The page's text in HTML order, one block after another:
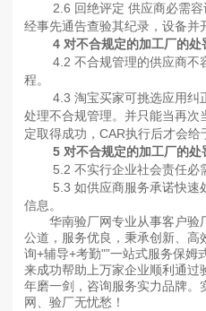
2.6 回绝评定 供应商必需容
经事先通告查验其纪录，设备并
4 对不合规定的加工厂的处
4.2 不合规管理的供应商不
程。
4.3 淘宝买家可挑选应用纠
处理不合规管理。并只能当再
定取得成功，CAR执行后才会给
5 对不合规定的加工厂的处
5.2 不实行企业社会责任必需
5.3 如供应商服务承诺快速
信息。
华南验厂网专业从事客户验
公道，服务优良，秉承创新、高
询+辅导+考勤"”一站式服务保姆
来成功帮助上万家企业顺利通过
年磨一剑，咨询服务实力品牌。
网、验厂无忧愁！